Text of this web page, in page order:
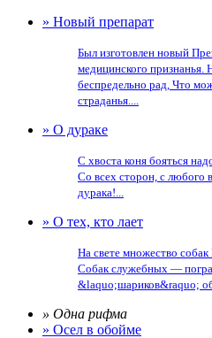
» Новый препарат
Был изготовлен новый
медицинского признанья.
беспредельно рад, Что
страданья....
» О дураке
С хвоста коня бояться
Со всех сторон, с любого
дурака!...
» О тех, кто лает
На свете множество
Собак служебных —
&laquo;шариков&raquo;
» Одна рифма
» Осел в обойме